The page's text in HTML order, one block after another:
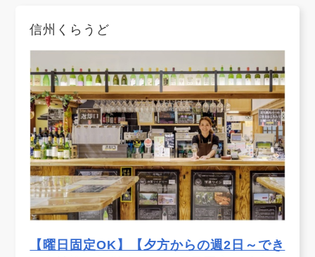
信州くらうど
【曜日固定OK】【夕方からの週2日～でき